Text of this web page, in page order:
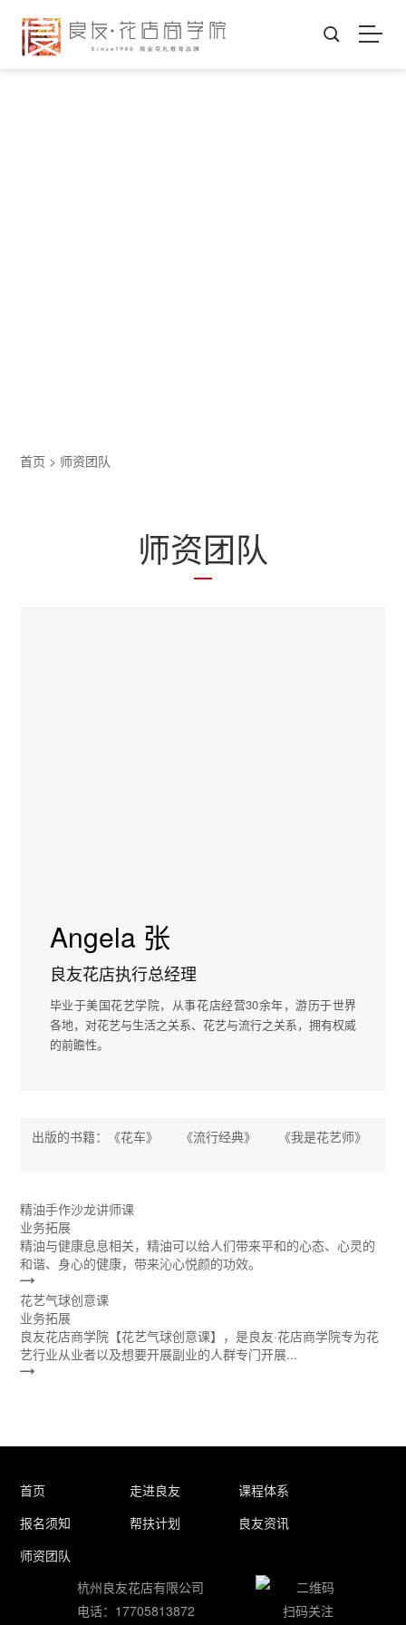
首页 > 师资团队
师资团队
Angela 张
良友花店执行总经理
毕业于美国花艺学院，从事花店经营30余年，游历于世界
各地，对花艺与生活之关系、花艺与流行之关系，拥有权威
的前瞻性。
出版的书籍：《花车》 《流行经典》 《我是花艺师》
精油手作沙龙讲师课
业务拓展
精油与健康息息相关，精油可以给人们带来平和的心态、心灵的
和谐、身心的健康，带来沁心悦颜的功效。
花艺气球创意课
业务拓展
良友花店商学院【花艺气球创意课】，是良友·花店商学院专为花
艺行业从业者以及想要开展副业的人群专门开展...
首页 走进良友
课程体系
报名须知
帮扶计划
良友资讯
师资团队
杭州良友花店有限公司
电话：17705813872
扫码关注